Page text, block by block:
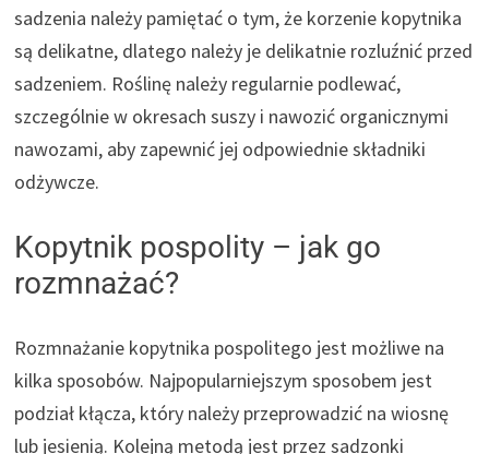
sadzenia należy pamiętać o tym, że korzenie kopytnika
są delikatne, dlatego należy je delikatnie rozluźnić przed
sadzeniem. Roślinę należy regularnie podlewać,
szczególnie w okresach suszy i nawozić organicznymi
nawozami, aby zapewnić jej odpowiednie składniki
odżywcze.
Kopytnik pospolity – jak go
rozmnażać?
Rozmnażanie kopytnika pospolitego jest możliwe na
kilka sposobów. Najpopularniejszym sposobem jest
podział kłącza, który należy przeprowadzić na wiosnę
lub jesienią. Kolejną metodą jest przez sadzonki